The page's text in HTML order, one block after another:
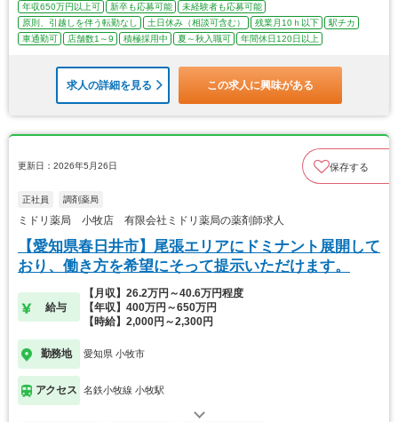
年収650万円以上可 新卒も応募可能
未経験者も応募可能
原則、引越しを伴う転勤なし
土日休み（相談可含む） 残業月10ｈ以下
駅チカ
車通勤可
店舗数1～9 積極採用中 夏～秋入職可 年間休日120日以上
求人の詳細を見る この求人に興味がある
更新日：2026年5月26日 保存する
正社員 調剤薬局
ミドリ薬局 小牧店 有限会社ミドリ薬局の薬剤師求人
【愛知県春日井市】尾張エリアにドミナント展開して
おり、働き方を希望にそって提示いただけます。
給与
【月収】26.2万円～40.6万円程度
【年収】400万円～650万円
【時給】2,000円～2,300円
勤務地 愛知県 小牧市
アクセス 名鉄小牧線 小牧駅